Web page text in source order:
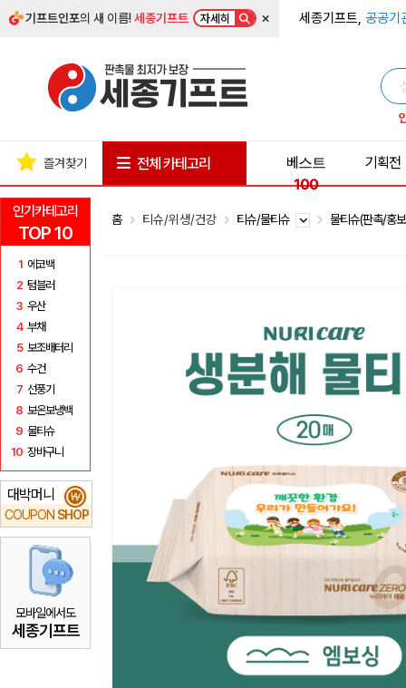
기프트인포의 새 이름!세종기프트 자세히 × 세종기프트, 공공기
인기카테고리
TOP 10
1 에코백
2 텀블러
3 우산
4 부채
5 보조배터리
6 수건
7 선풍기
8 보온보냉백
9 물티슈
10 장바구니
대박머니
COUPON SHOP
₩
모바일에서도
세종기프트
즐겨찾기 전체 카테고리
베스트
100
기획전
홈 티슈/위생/건강 티슈/물티슈 물티슈(판촉/홍